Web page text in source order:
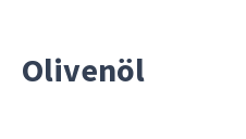
Olivenöl